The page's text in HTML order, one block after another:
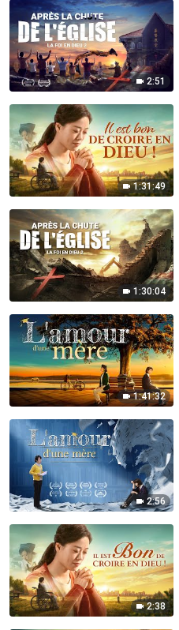
2:51
1:31:49
1:30:04
1:41:32
2:56
2:38